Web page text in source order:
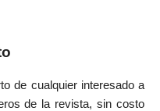
de cualquier interesado a
de la revista, sin costo